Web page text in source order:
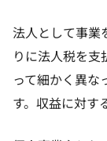
法人として事業
りに法人税を支
って細かく異な
す。収益に対す